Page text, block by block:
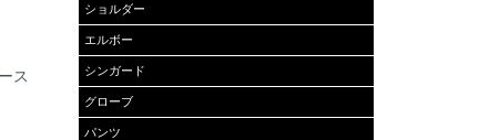
ス
ショルダー
エルボー
シンガード
グローブ
パンツ